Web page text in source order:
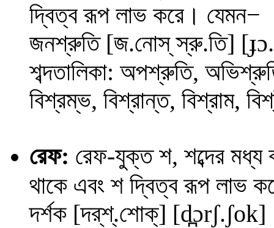
দ্বিত্ব রূপ লাভ করে। যেমন−
জনশ্রুতি [জ.নোস্ স্রু.তি] [ɟɔ.
শব্দতালিকা: অপশ্রুতি,
বিশ্রম্ভ, বিশ্রান্ত, বিশ্রাম,
রেফ: রেফ-যুক্ত শ, শব্দের মধ্য
থাকে এবং শ দ্বিত্ব রূপ লাভ
দর্শক [দর্‌শ্.শোক্] [d̪ɔrʃ.ʃok]